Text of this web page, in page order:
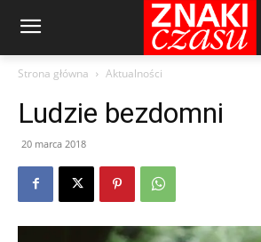
Strona główna Aktualności
Ludzie bezdomni
20 marca 2018